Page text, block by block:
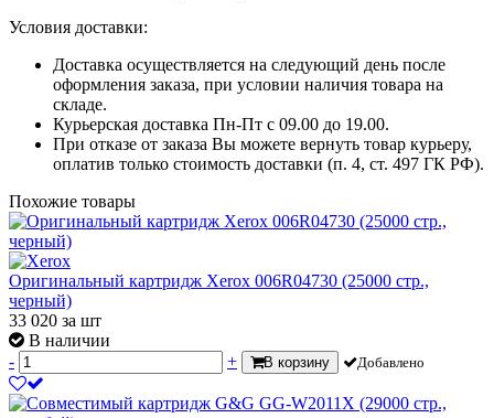
Условия доставки:
Доставка осуществляется на следующий день после
оформления заказа, при условии наличия товара на
складе.
Курьерская доставка Пн-Пт с 09.00 до 19.00.
При отказе от заказа Вы можете вернуть товар курьеру,
оплатив только стоимость доставки (п. 4, ст. 497 ГК РФ).
Похожие товары
Оригинальный картридж Xerox 006R04730 (25000 стр.,
черный)
33 020 за шт
В наличии
-
+ В корзину Добавлено